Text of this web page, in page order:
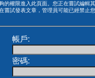
的權限進入此頁面。您正在嘗試編輯
嘗試發表文章，管理員可能已經禁止
帳戶:
密碼: